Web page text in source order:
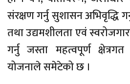
संरक्षण गर्नु सुशासन अभिवृद्धि
तथा उद्यमशीलता एवं
गर्नु जस्ता महत्वपूर्ण
योजनाले समेटेको छ ।